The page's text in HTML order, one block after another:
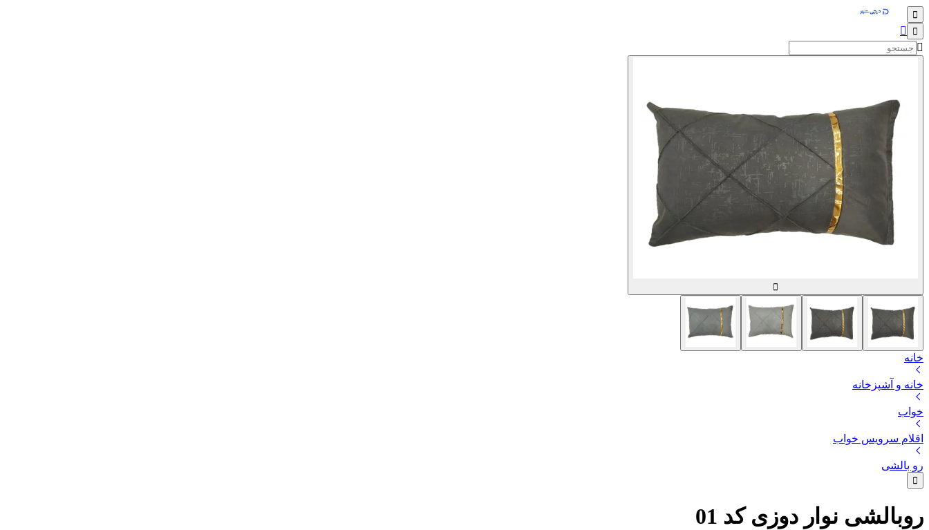
خانه
خانه و آشپزخانه
خواب
اقلام سرویس خواب
رو بالشی
روبالشی نوار دوزی کد 01